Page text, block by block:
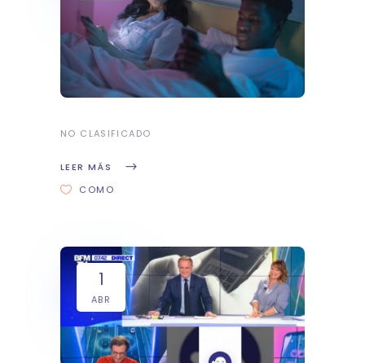
NO CLASIFICADO
LEER MÁS
COMO
1
ABR